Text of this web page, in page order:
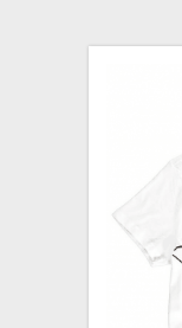
XZONE CLUB